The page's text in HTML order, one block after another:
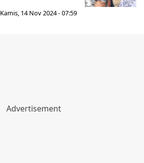
Kamis, 14 Nov 2024 - 07:59